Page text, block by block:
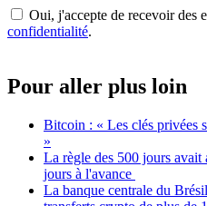
Oui, j'accepte de recevoir des
confidentialité.
Pour aller plus loin
Bitcoin : « Les clés privées
»
La règle des 500 jours
jours à l'avance
La banque centrale du